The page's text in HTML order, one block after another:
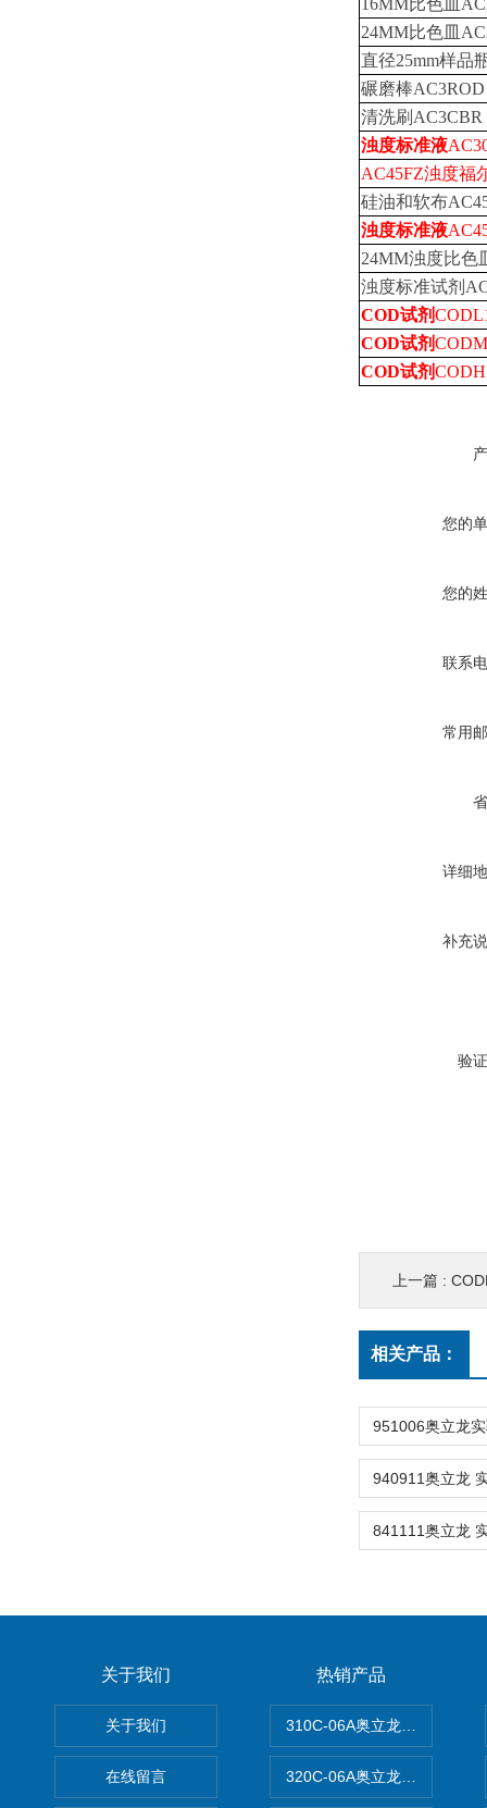
16MM比色皿
24MM比色皿
直径25mm样品
碾磨棒AC3ROD
清洗刷AC3CBR
浊度标准液
AC45FZ浊度福
硅油和软布
浊度标准液
24MM浊度比色
浊度标准试剂
COD试剂
COD试剂
COD试剂
您的
您的
联系
常用
详细
补充
验
上一篇 :
相关产品：
关于我们
关于我们
在线留言
热销产品
310C-06A奥立龙实验室台式
320C-06A奥立龙实验室便携